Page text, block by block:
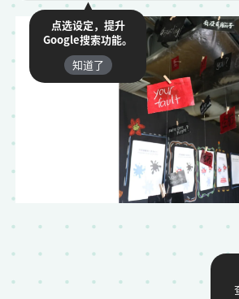
点选设定，提升
Google搜索功能。
知道了